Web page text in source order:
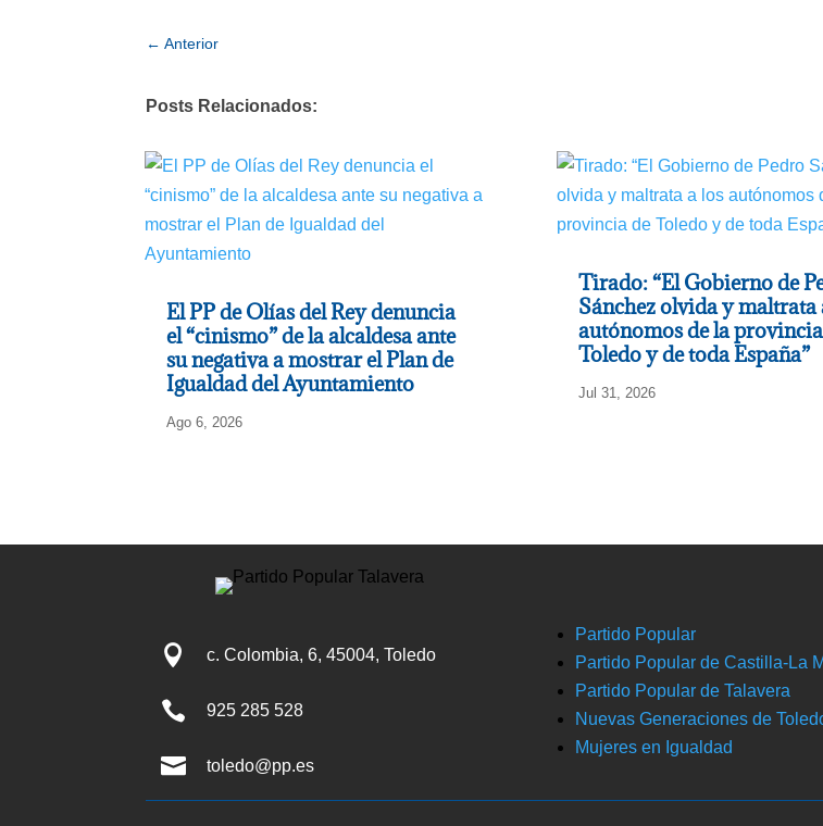
←Anterior
Posts Relacionados:
El PP de Olías del Rey denuncia
el “cinismo” de la alcaldesa ante
su negativa a mostrar el Plan de
Igualdad del Ayuntamiento
Ago 6, 2026
Tirado: “El Gobierno de
Sánchez olvida y maltrata
autónomos de la
Toledo y de toda España”
Jul 31, 2026
 c. Colombia, 6, 45004, Toledo
 925 285 528
 toledo@pp.es
Partido Popular
Partido Popular de Castilla-La
Partido Popular de Talavera
Nuevas Generaciones de
Mujeres en Igualdad